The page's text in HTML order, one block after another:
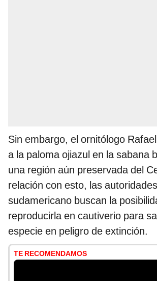
Sin embargo, el ornitólogo
a la paloma ojiazul en la sabana
una región aún preservada del
relación con esto, las
sudamericano buscan la
reproducirla en cautiverio para
especie en peligro de extinción.
TE RECOMENDAMOS